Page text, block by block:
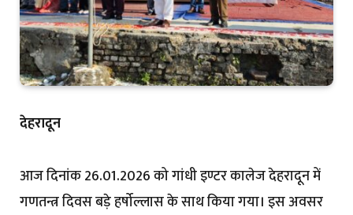
देहरादून
आज दिनांक 26.01.2026 को गांधी इण्टर कालेज देहरादून में
गणतन्त्र दिवस बड़े हर्षोल्लास के साथ किया गया। इस अवसर